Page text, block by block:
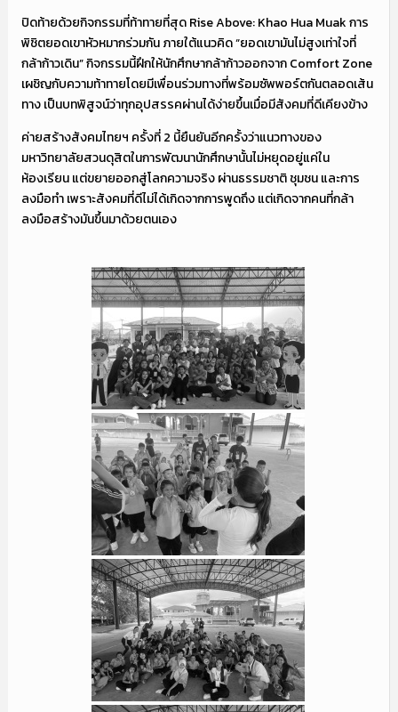
ปิดท้ายด้วยกิจกรรมที่ท้าทายที่สุด Rise Above: Khao Hua Muak การ
พิชิตยอดเขาหัวหมากร่วมกัน ภายใต้แนวคิด “ยอดเขามันไม่สูงเท่าใจที่
กล้าก้าวเดิน” กิจกรรมนี้ฝึกให้นักศึกษากล้าก้าวออกจาก Comfort Zone
เผชิญกับความท้าทายโดยมีเพื่อนร่วมทางที่พร้อมซัพพอร์ตกันตลอดเส้น
ทาง เป็นบทพิสูจน์ว่าทุกอุปสรรคผ่านได้ง่ายขึ้นเมื่อมีสังคมที่ดีเคียงข้าง
ค่ายสร้างสังคมไทยฯ ครั้งที่ 2 นี้ยืนยันอีกครั้งว่าแนวทางของ
มหาวิทยาลัยสวนดุสิตในการพัฒนานักศึกษานั้นไม่หยุดอยู่แค่ใน
ห้องเรียน แต่ขยายออกสู่โลกความจริง ผ่านธรรมชาติ ชุมชน และการ
ลงมือทำ เพราะสังคมที่ดีไม่ได้เกิดจากการพูดถึง แต่เกิดจากคนที่กล้า
ลงมือสร้างมันขึ้นมาด้วยตนเอง